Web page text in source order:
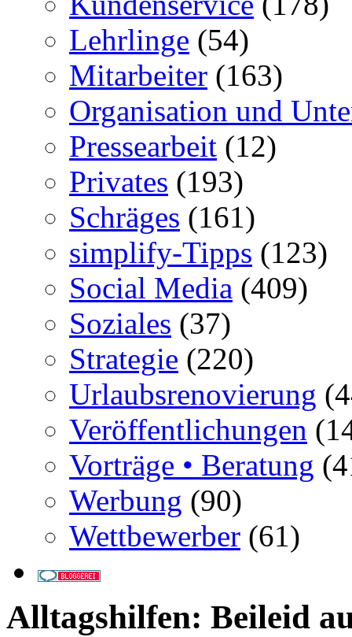
Lehrlinge (54)
Mitarbeiter (163)
Organisation und
Pressearbeit (12)
Privates (193)
Schräges (161)
simplify-Tipps (123)
Social Media (409)
Soziales (37)
Strategie (220)
Urlaubsrenovierung
Veröffentlichungen
Vorträge • Beratung
Werbung (90)
Wettbewerber (61)
Alltagshilfen: Beileid